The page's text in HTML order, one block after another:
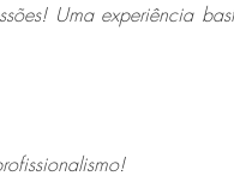
Uma experiência